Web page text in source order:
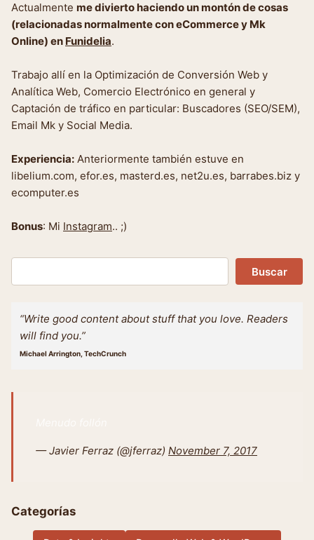
Actualmente me divierto haciendo un montón de cosas
(relacionadas normalmente con eCommerce y Mk
Online) en Funidelia.
Trabajo allí en la Optimización de Conversión Web y
Analítica Web, Comercio Electrónico en general y
Captación de tráfico en particular: Buscadores (SEO/SEM),
Email Mk y Social Media.
Experiencia: Anteriormente también estuve en
libelium.com, efor.es, masterd.es, net2u.es, barrabes.biz y
ecomputer.es
Bonus: Mi Instagram.. ;)
Buscar
“Write good content about stuff that you love. Readers
will find you.”
Michael Arrington, TechCrunch
— Javier Ferraz (@jferraz) November 7, 2017
Categorías